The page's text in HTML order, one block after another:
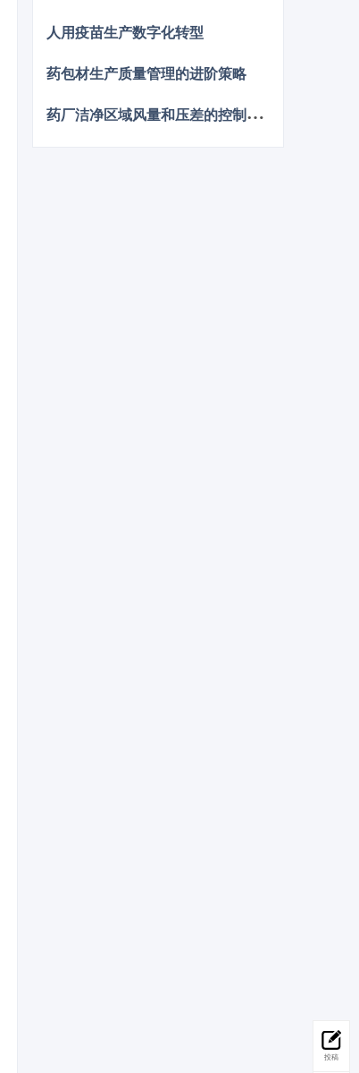
氧量为0.68%，这一结果满足了小于1%
际先进水平。
人用疫苗生产数字化转型
药包材生产质量管理的进阶策略
药
厂洁净区域风量和压差的控制策略
投稿